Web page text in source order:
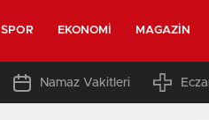
SPOR EKONOMI MAGAZIN
Namaz Vakitleri